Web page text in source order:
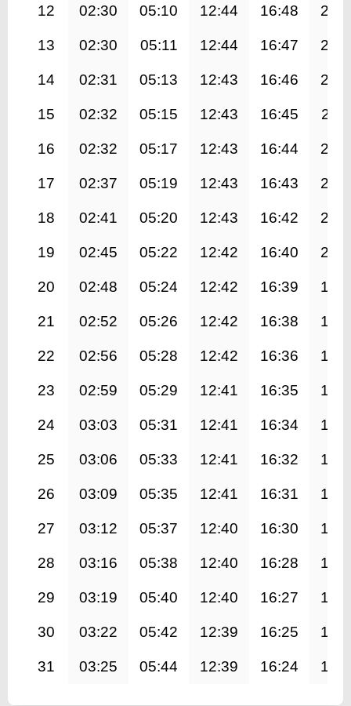
12 02:30 05:10 12:44 16:48
13 02:30 05:11 12:44 16:47
14 02:31 05:13 12:43 16:46
15 02:32 05:15 12:43 16:45
16 02:32 05:17 12:43 16:44
17 02:37 05:19 12:43 16:43
18 02:41 05:20 12:43 16:42
19 02:45 05:22 12:42 16:40
20 02:48 05:24 12:42 16:39
21 02:52 05:26 12:42 16:38
22 02:56 05:28 12:42 16:36
23 02:59 05:29 12:41 16:35
24 03:03 05:31 12:41 16:34
25 03:06 05:33 12:41 16:32
26 03:09 05:35 12:41 16:31
27 03:12 05:37 12:40 16:30
28 03:16 05:38 12:40 16:28
29 03:19 05:40 12:40 16:27
30 03:22 05:42 12:39 16:25
31 03:25 05:44 12:39 16:24